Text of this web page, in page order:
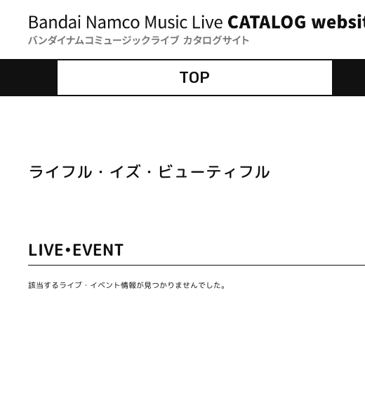
TOP
ライフル・イズ・ビューティフル
LIVE•EVENT
該当するライブ・イベント情報が見つかりませんでした。